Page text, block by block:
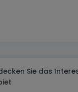
Sie das